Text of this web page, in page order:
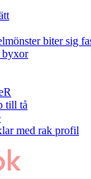
biter sig
byxor
till tå
med rak profil